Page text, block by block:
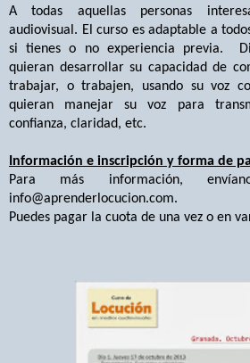
A todas aquellas personas
audiovisual. El curso es adaptable a
si tienes o no experiencia previa.
quieran desarrollar su capacidad de
trabajar, o trabajen, usando su voz
quieran manejar su voz para
confianza, claridad, etc.
Información e inscripción y forma de
Para más información,
info@aprenderlocucion.com.
Puedes pagar la cuota de una vez o en